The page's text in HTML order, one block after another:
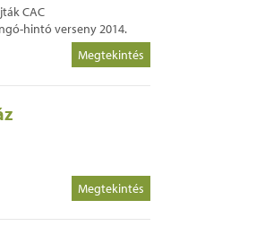
CAC
hintó verseny 2014.
Megtekintés
Megtekintés